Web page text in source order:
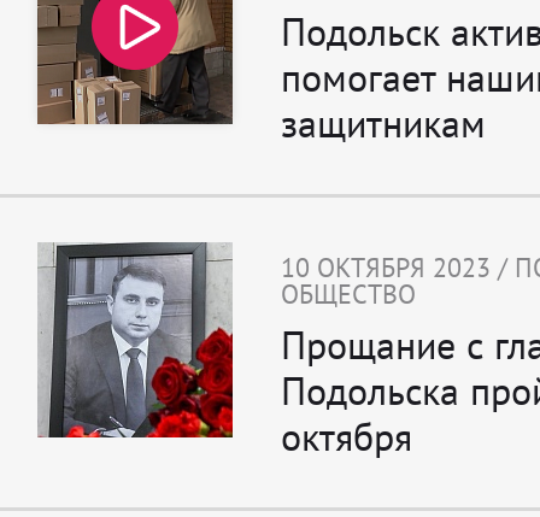
Подольск
помогает
защитникам
10 ОКТЯБРЯ 2023 /
ОБЩЕСТВО
Прощание с
Подольска
октября